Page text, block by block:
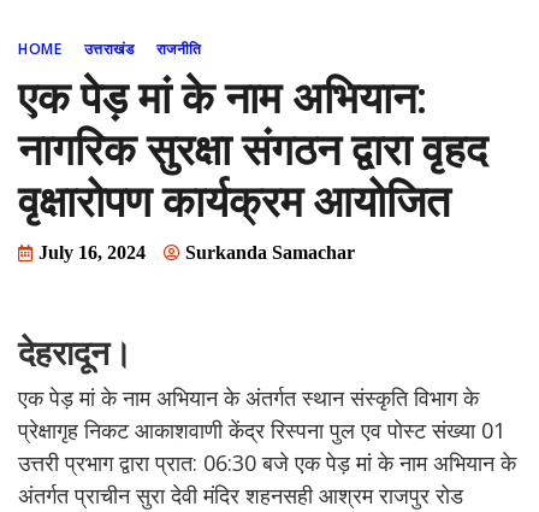
HOME उत्तराखंड राजनीति
एक पेड़ मां के नाम अभियान:
नागरिक सुरक्षा संगठन द्वारा वृहद
वृक्षारोपण कार्यक्रम आयोजित
July 16, 2024 Surkanda Samachar
देहरादून।
एक पेड़ मां के नाम अभियान के अंतर्गत स्थान संस्कृति विभाग के
प्रेक्षागृह निकट आकाशवाणी केंद्र रिस्पना पुल एव पोस्ट संख्या 01
उत्तरी प्रभाग द्वारा प्रात: 06:30 बजे एक पेड़ मां के नाम अभियान के
अंतर्गत प्राचीन सुरा देवी मंदिर शहनसही आश्रम राजपुर रोड